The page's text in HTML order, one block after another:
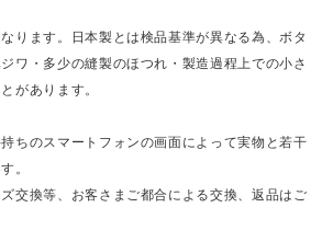
ります。日本製とは検品基準が異なる為、ボタ
ワ・多少の縫製のほつれ・製造過程上での小さ
があります。
ちのスマートフォンの画面によって実物と若干
。
交換等、お客さまご都合による交換、返品はご